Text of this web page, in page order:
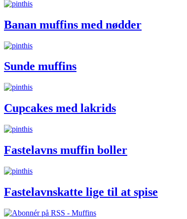
Banan muffins med nødder
Sunde muffins
Cupcakes med lakrids
Fastelavns muffin boller
Fastelavnskatte lige til at spise